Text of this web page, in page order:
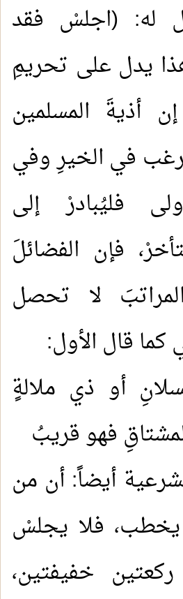
له: (اجلسْ فقد
يدل على تحريمِ
أذيةَ المسلمين
في الخيرِ وفي
فليُبادرْ إلى
فإن الفضائلَ
لا تحصل
قال الأول:
أو ذي ملالةٍ
فهو قريبُ
أيضاً: أن من
يخطب، فلا يجلسْ
خفيفتين،